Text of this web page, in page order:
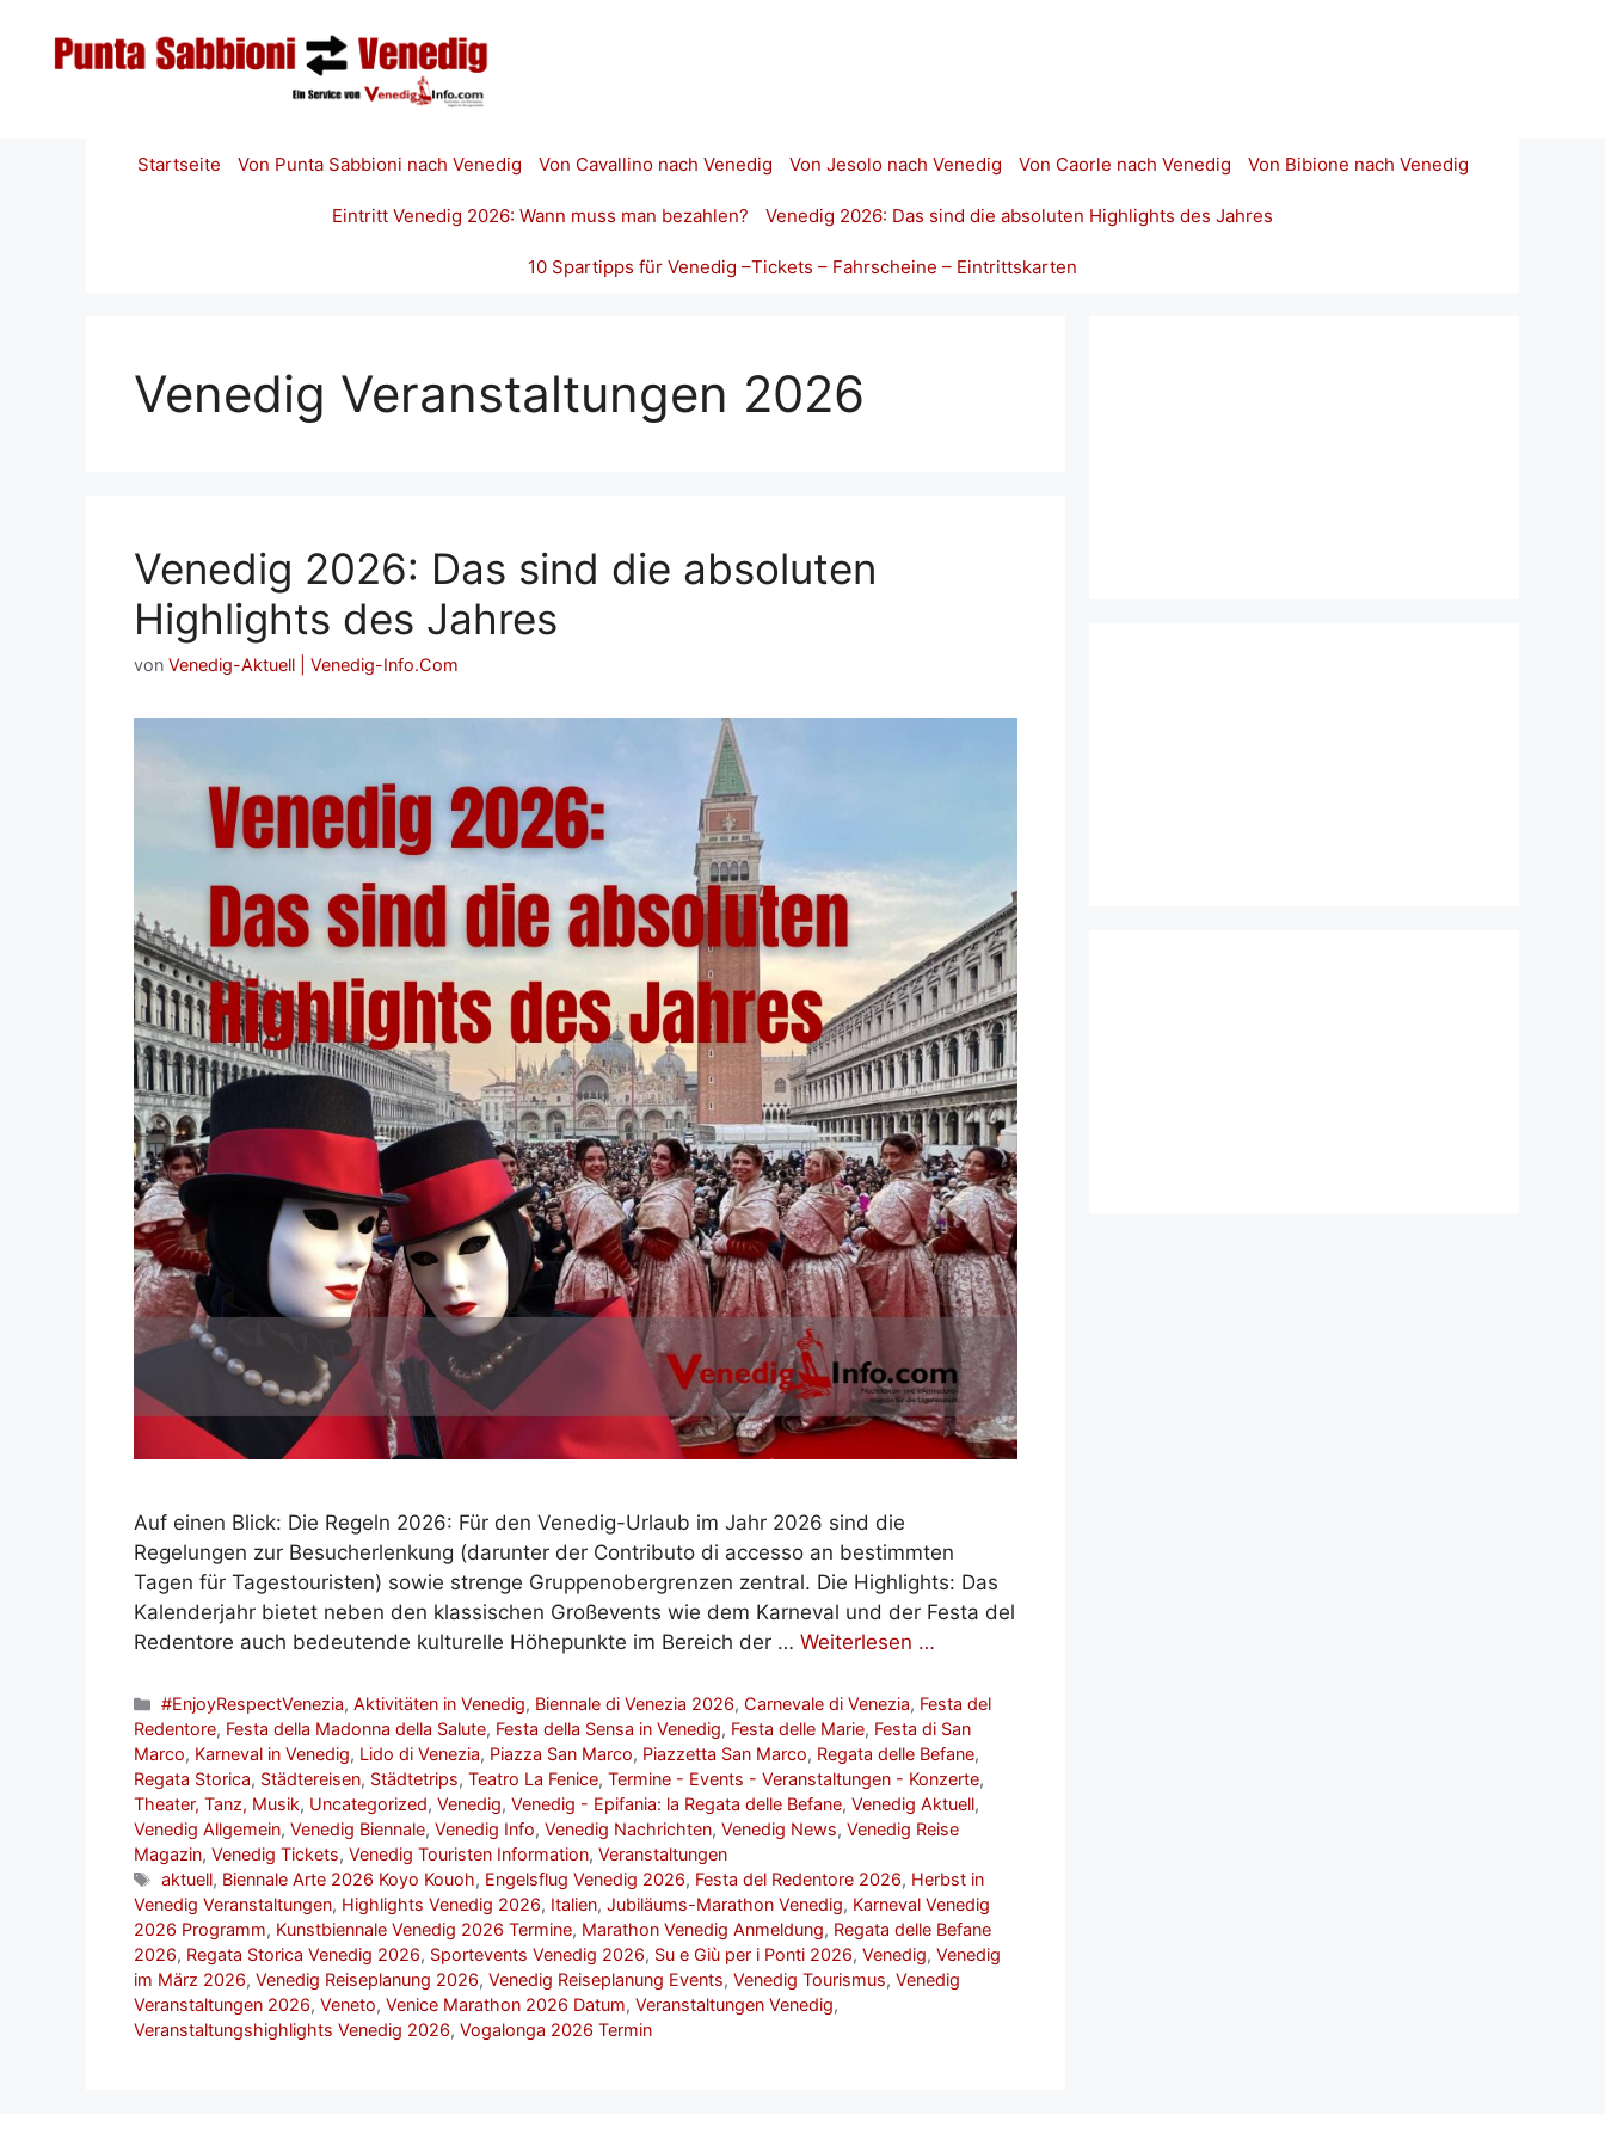
springen
Startseite Von Punta Sabbioni nach Venedig Von Cavallino nach Venedig Von Jesolo nach Venedig Von Caorle nach Venedig Von Bibione nach Venedig
Eintritt Venedig 2026: Wann muss man bezahlen? Venedig 2026: Das sind die absoluten Highlights des Jahres
10 Spartipps für Venedig –Tickets – Fahrscheine – Eintrittskarten
Venedig Veranstaltungen 2026
Venedig 2026: Das sind die absoluten
Highlights des Jahres
von Venedig-Aktuell | Venedig-Info.Com
Auf einen Blick: Die Regeln 2026: Für den Venedig-Urlaub im Jahr 2026 sind die
Regelungen zur Besucherlenkung (darunter der Contributo di accesso an bestimmten
Tagen für Tagestouristen) sowie strenge Gruppenobergrenzen zentral. Die Highlights: Das
Kalenderjahr bietet neben den klassischen Großevents wie dem Karneval und der Festa del
Redentore auch bedeutende kulturelle Höhepunkte im Bereich der … Weiterlesen …
Kategorien
#EnjoyRespectVenezia,Aktivitäten in Venedig, Biennale di Venezia 2026, Carnevale di Venezia, Festa del
Redentore, Festa della Madonna della Salute, Festa della Sensa in Venedig, Festa delle Marie, Festa di San
Marco, Karneval in Venedig, Lido di Venezia, Piazza San Marco, Piazzetta San Marco, Regata delle Befane,
Regata Storica, Städtereisen, Städtetrips, Teatro La Fenice, Termine - Events - Veranstaltungen - Konzerte,
Theater, Tanz, Musik, Uncategorized, Venedig, Venedig - Epifania: la Regata delle Befane, Venedig Aktuell,
Venedig Allgemein, Venedig Biennale, Venedig Info, Venedig Nachrichten, Venedig News, Venedig Reise
Magazin, Venedig Tickets, Venedig Touristen Information, Veranstaltungen
Schlagwörter
aktuell, Biennale Arte 2026 Koyo Kouoh, Engelsflug Venedig 2026, Festa del Redentore 2026, Herbst in
Venedig Veranstaltungen, Highlights Venedig 2026, Italien, Jubiläums-Marathon Venedig, Karneval Venedig
2026 Programm, Kunstbiennale Venedig 2026 Termine, Marathon Venedig Anmeldung, Regata delle Befane
2026, Regata Storica Venedig 2026, Sportevents Venedig 2026, Su e Giù per i Ponti 2026, Venedig, Venedig
im März 2026, Venedig Reiseplanung 2026, Venedig Reiseplanung Events, Venedig Tourismus, Venedig
Veranstaltungen 2026, Veneto, Venice Marathon 2026 Datum, Veranstaltungen Venedig,
Veranstaltungshighlights Venedig 2026, Vogalonga 2026 Termin